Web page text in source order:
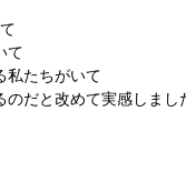
て
私たちがいて
のだと改めて実感しまし